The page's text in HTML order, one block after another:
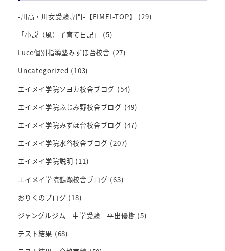
-川高・川女受験専門-【EIMEI-TOP】
(29)
「小説（風）子育て日記」
(5)
Luce個別指導塾みずほ台校舎 (27)
Uncategorized (103)
エイメイ学院ソヨカ校舎ブログ (54)
エイメイ学院ふじみ野校舎ブログ (49)
エイメイ学院みずほ台校舎ブログ (47)
エイメイ学院水谷校舎ブログ (207)
エイメイ学院説明 (11)
エイメイ学院鶴瀬校舎ブログ (63)
おりくのブログ (18)
ジャングルジム 中学受験 平出優樹 (5)
テスト結果 (68)